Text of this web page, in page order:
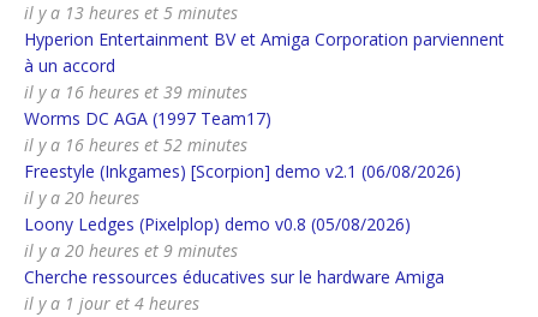
il y a 13 heures et 5 minutes
Hyperion Entertainment BV et Amiga Corporation parviennent
à un accord
il y a 16 heures et 39 minutes
Worms DC AGA (1997 Team17)
il y a 16 heures et 52 minutes
Freestyle (Inkgames) [Scorpion] demo v2.1 (06/08/2026)
il y a 20 heures
Loony Ledges (Pixelplop) demo v0.8 (05/08/2026)
il y a 20 heures et 9 minutes
Cherche ressources éducatives sur le hardware Amiga
il y a 1 jour et 4 heures